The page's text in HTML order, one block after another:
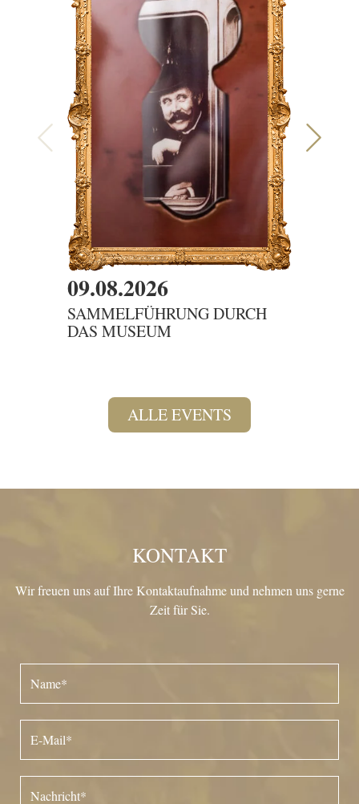
09.08.2026
SAMMELFÜHRUNG DURCH
DAS MUSEUM
ALLE EVENTS
KONTAKT
Wir freuen uns auf Ihre Kontaktaufnahme und nehmen uns gerne
Zeit für Sie.